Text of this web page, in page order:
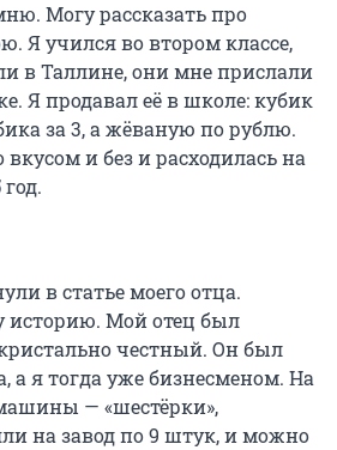
Могу рассказать про
Я учился во втором классе,
в Таллине, они мне прислали
Я продавал её в школе: кубик
за 3, а жёваную по рублю.
и без и расходилась на
в статье моего отца.
историю. Мой отец был
честный. Он был
а я тогда уже бизнесменом. На
— «шестёрки»,
на завод по 9 штук, и можно